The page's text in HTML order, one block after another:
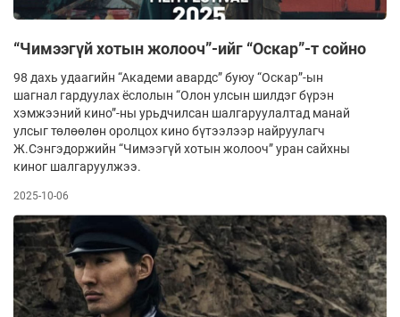
“Чимээгүй хотын жолооч”-ийг “Оскар”-т сойно
98 дахь удаагийн “Академи авардс” буюу “Оскар”-ын
шагнал гардуулах ёслолын “Олон улсын шилдэг бүрэн
хэмжээний кино”-ны урьдчилсан шалгаруулалтад манай
улсыг төлөөлөн оролцох кино бүтээлээр найруулагч
Ж.Сэнгэдоржийн “Чимээгүй хотын жолооч” уран сайхны
киног шалгаруулжээ.
2025-10-06